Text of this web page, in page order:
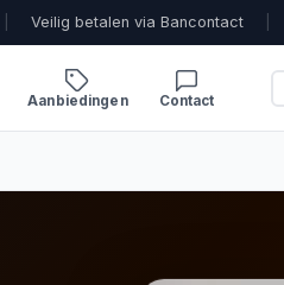
Veilig betalen via Bancontact
Aanbiedingen Contact